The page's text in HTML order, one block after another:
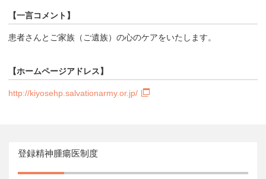
【一言コメント】
患者さんとご家族（ご遺族）の心のケアをいたします。
【ホームページアドレス】
http://kiyosehp.salvationarmy.or.jp/
登録精神腫瘍医制度